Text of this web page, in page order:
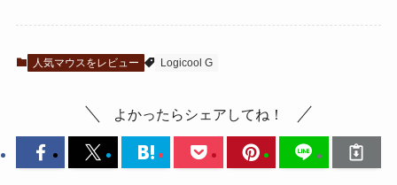
人気マウスをレビュー Logicool G
よかったらシェアしてね！